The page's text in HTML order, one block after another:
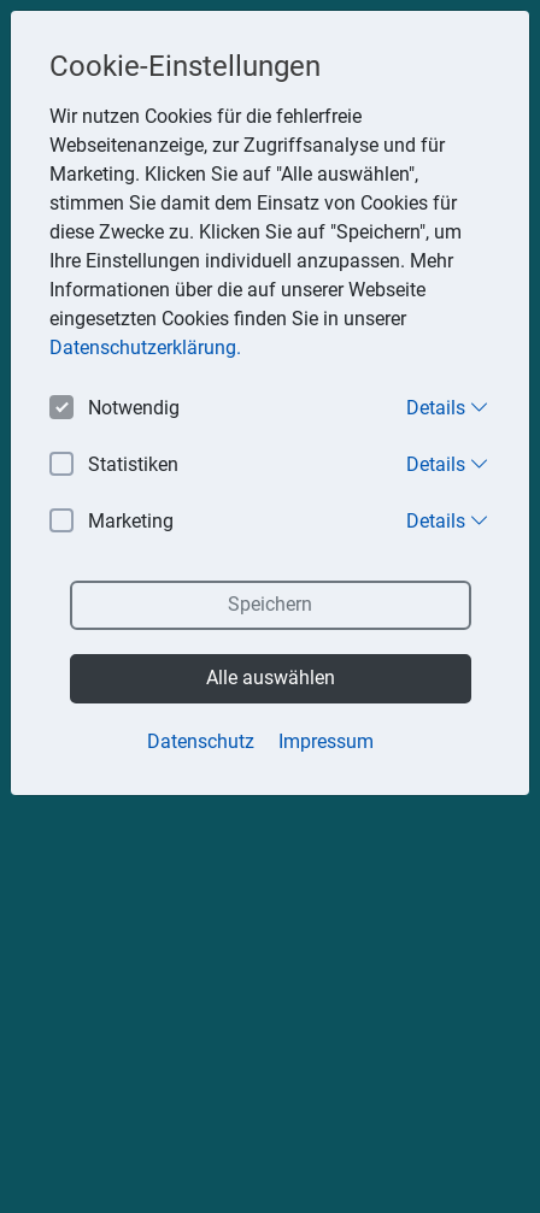
Steuerberater
Uwe Glauner
Erlachstraße 28, 75217 Birkenfeld
Telefon: 07082 7935533
Mobil: 0151 15330111
E-Mail:stbglauner@t-online.de
Impressum Datenschutz
Cookie-Einstellungen
Wir nutzen Cookies für die fehlerfreie
Webseitenanzeige, zur Zugriffsanalyse und für
Marketing. Klicken Sie auf "Alle auswählen",
stimmen Sie damit dem Einsatz von Cookies für
diese Zwecke zu. Klicken Sie auf "Speichern", um
Ihre Einstellungen individuell anzupassen. Mehr
Informationen über die auf unserer Webseite
eingesetzten Cookies finden Sie in unserer
Datenschutzerklärung.
Notwendig Details
Statistiken Details
Marketing Details
Datenschutz Impressum
Speichern
Alle auswählen